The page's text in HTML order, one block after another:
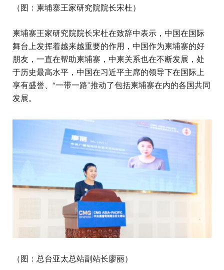
（图：柬埔寨王家研究院院长宋杜）
柬埔寨王家研究院院长宋杜在致辞中表示，中国在国际
舞台上发挥着越来越重要的作用，中国作为柬埔寨的好
朋友，一直在帮助柬埔寨，中柬关系也在不断发展，处
于历史最高水平，中国在习近平主席的领导下在国际上
享有盛誉、“一带一路”推动了包括柬埔寨在内的各国共同
发展。
（图：总台亚太总站副站长廖丽）